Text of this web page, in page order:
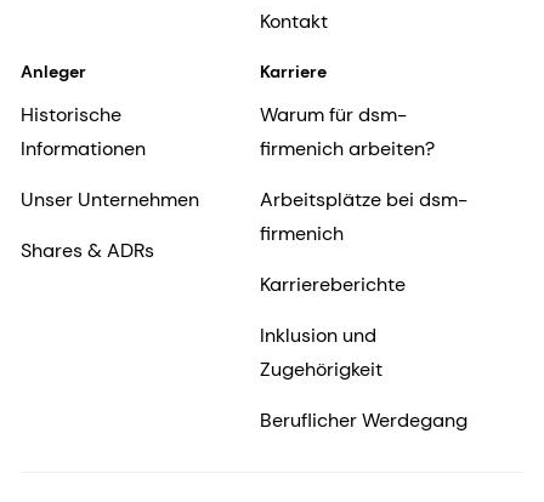
Kontakt
Anleger
Historische
Informationen
Unser Unternehmen
Shares & ADRs
Karriere
Warum für dsm-
firmenich arbeiten?
Arbeitsplätze bei dsm-
firmenich
Karriereberichte
Inklusion und
Zugehörigkeit
Beruflicher Werdegang